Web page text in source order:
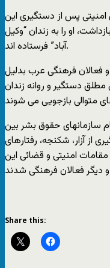
امنیتی پس از دستگیری این
او را به زندان “وكیل
آباد” فرستاده اند.
فعالان فرهنگی عرب بدلیل
دستگیر و روانه زندان
سازمانهای حقوق بشر بین
از آزار، شكنجه، رفتارهای
امنیتی و قضائی این
Share this: